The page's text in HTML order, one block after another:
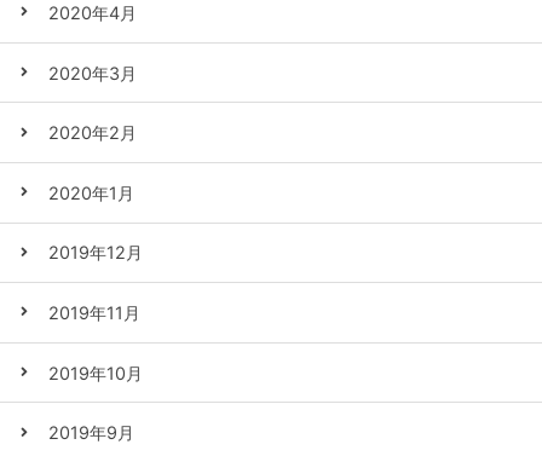
2020年4月
2020年3月
2020年2月
2020年1月
2019年12月
2019年11月
2019年10月
2019年9月